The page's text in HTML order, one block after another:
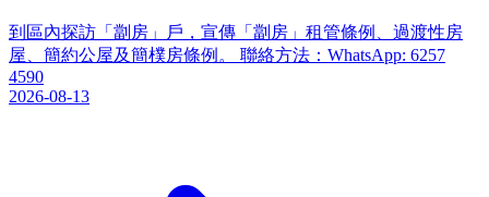
到區內探訪「劏房」戶，宣傳「劏房」租管條例、過渡性房
屋、簡約公屋及簡樸房條例。 聯絡方法：WhatsApp: 6257
4590
2026-08-13